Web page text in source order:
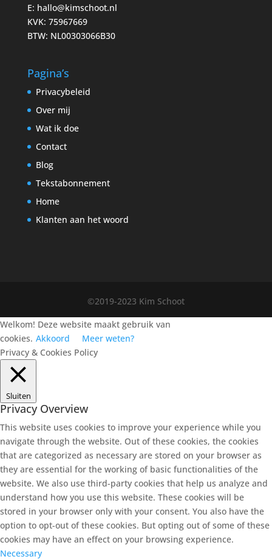
E: hallo@kimschoot.nl
KVK: 75967669
BTW: NL00303066B30
Pagina’s
Privacybeleid
Over mij
Wat ik doe
Contact
Blog
Tekstabonnement
Home
Klanten aan het woord
©2019-2023 Kim Schoot
Welkom! Deze website maakt gebruik van
cookies. Akkoord
Meer weten?
Privacy & Cookies Policy
Sluiten
Privacy Overview
This website uses cookies to improve your experience while you
navigate through the website. Out of these cookies, the cookies
that are categorized as necessary are stored on your browser as
they are essential for the working of basic functionalities of the
website. We also use third-party cookies that help us analyze and
understand how you use this website. These cookies will be
stored in your browser only with your consent. You also have the
option to opt-out of these cookies. But opting out of some of these
cookies may have an effect on your browsing experience.
Necessary